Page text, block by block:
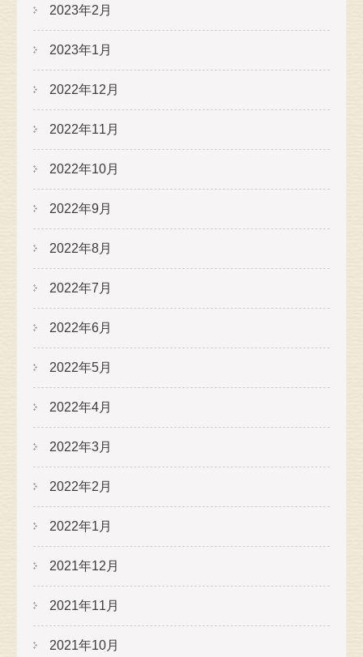
2023年2月
2023年1月
2022年12月
2022年11月
2022年10月
2022年9月
2022年8月
2022年7月
2022年6月
2022年5月
2022年4月
2022年3月
2022年2月
2022年1月
2021年12月
2021年11月
2021年10月